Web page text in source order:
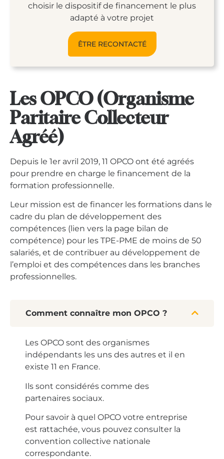
choisir le dispositif de financement le plus
adapté à votre projet
ÊTRE RECONTACTÉ
Les OPCO (Organisme
Paritaire Collecteur
Agréé)
Depuis le 1er avril 2019, 11 OPCO ont été agréés
pour prendre en charge le financement de la
formation professionnelle.
Leur mission est de financer les formations dans le
cadre du plan de développement des
compétences (lien vers la page bilan de
compétence) pour les TPE-PME de moins de 50
salariés, et de contribuer au développement de
l’emploi et des compétences dans les branches
professionnelles.
Comment connaître mon OPCO ?
Les OPCO sont des organismes
indépendants les uns des autres et il en
existe 11 en France.
Ils sont considérés comme des
partenaires sociaux.
Pour savoir à quel OPCO votre entreprise
est rattachée, vous pouvez consulter la
convention collective nationale
correspondante.